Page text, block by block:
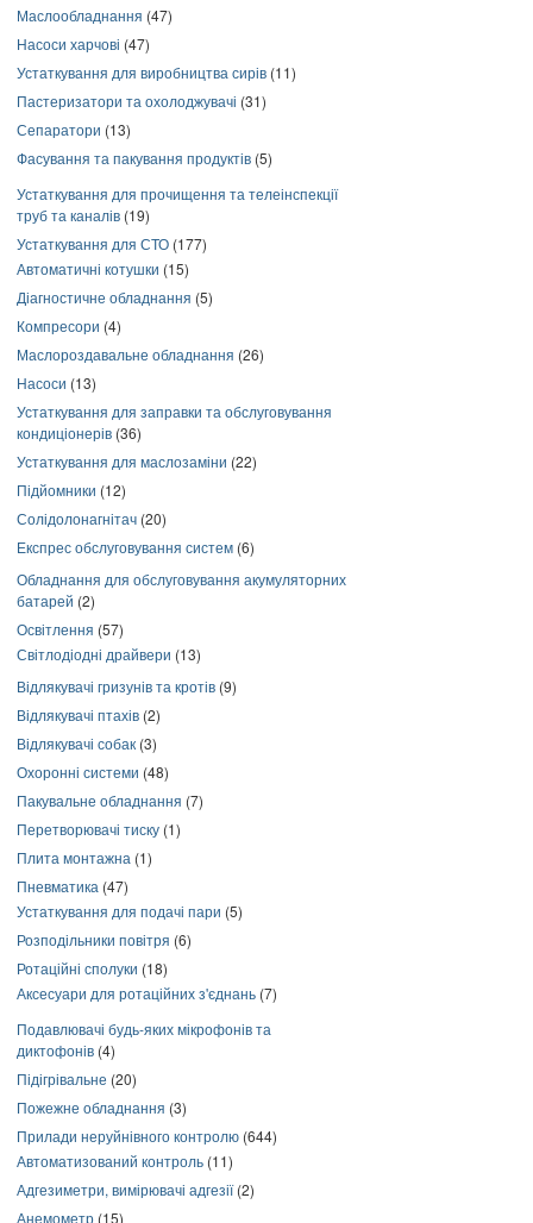
Маслообладнання (47)
Насоси харчові (47)
Устаткування для виробництва сирів (11)
Пастеризатори та охолоджувачі (31)
Сепаратори (13)
Фасування та пакування продуктів (5)
Устаткування для прочищення та телеінспекції
труб та каналів (19)
Устаткування для СТО (177)
Автоматичні котушки (15)
Діагностичне обладнання (5)
Компресори (4)
Маслороздавальне обладнання (26)
Насоси (13)
Устаткування для заправки та обслуговування
кондиціонерів (36)
Устаткування для маслозаміни (22)
Підйомники (12)
Солідолонагнітач (20)
Експрес обслуговування систем (6)
Обладнання для обслуговування акумуляторних
батарей (2)
Освітлення (57)
Світлодіодні драйвери (13)
Відлякувачі гризунів та кротів (9)
Відлякувачі птахів (2)
Відлякувачі собак (3)
Охоронні системи (48)
Пакувальне обладнання (7)
Перетворювачі тиску (1)
Плита монтажна (1)
Пневматика (47)
Устаткування для подачі пари (5)
Розподільники повітря (6)
Ротаційні сполуки (18)
Аксесуари для ротаційних з'єднань (7)
Подавлювачі будь-яких мікрофонів та
диктофонів (4)
Підігрівальне (20)
Пожежне обладнання (3)
Прилади неруйнівного контролю (644)
Автоматизований контроль (11)
Адгезиметри, вимірювачі адгезії(2)
Анемометр (15)